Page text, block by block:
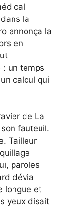
la
annonça la
en
: un temps
calcul qui
de La
fauteuil.
Tailleur
paroles
dévia
longue et
yeux disait